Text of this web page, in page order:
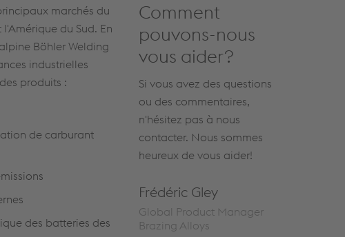
marchés du
du Sud. En
Böhler Welding
industrielles
produits :
de carburant
des batteries des
Comment
pouvons-nous
vous aider?
Si vous avez des questions
ou des commentaires,
n'hésitez pas à nous
contacter. Nous sommes
heureux de vous aider!
Frédéric Gley
Global Product Manager
Brazing Alloys